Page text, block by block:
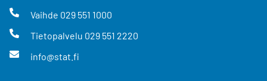
Vaihde 029 551 1000
Tietopalvelu 029 551 2220
info@stat.fi